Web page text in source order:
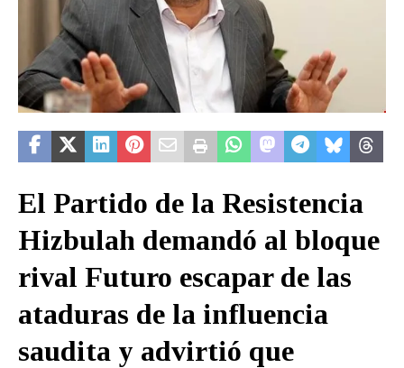
El Partido de la Resistencia
Hizbulah demandó al bloque
rival Futuro escapar de las
ataduras de la influencia
saudita y advirtió que